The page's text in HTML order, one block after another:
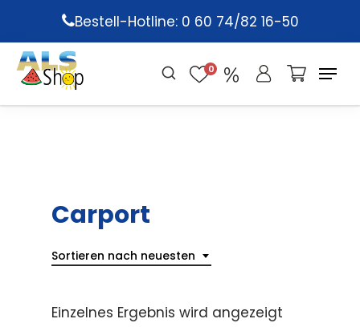
main
content
Bestell-Hotline: 0 60 74/82 16-50
0
Carport
Sortieren nach neuesten
Einzelnes Ergebnis wird angezeigt